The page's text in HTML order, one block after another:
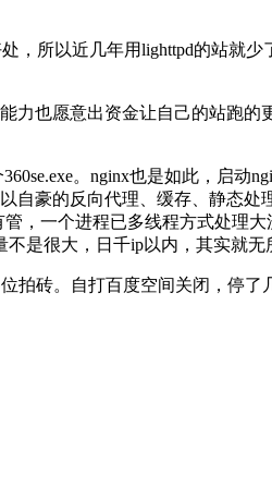
所以近几年用lighttpd的站就少
力也愿意出资金让自己的站跑的
。nginx也是如此，启动
自豪的反向代理、缓存、静态处
，一个进程已多线程方式处理
是很大，日千ip以内，其实就无
拍砖。自打百度空间关闭，停了